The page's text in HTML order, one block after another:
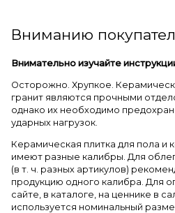
Вниманию
Внимательно изучайте
Осторожно. Хрупкое.
гранит являются прочными
однако их необходимо
ударных нагрузок.
Керамическая плитка для пола и
имеют разные калибры. Для
(в т. ч. разных артикулов)
продукцию одного калибра. Для
сайте, в каталоге, на ценнике в
используется номинальный